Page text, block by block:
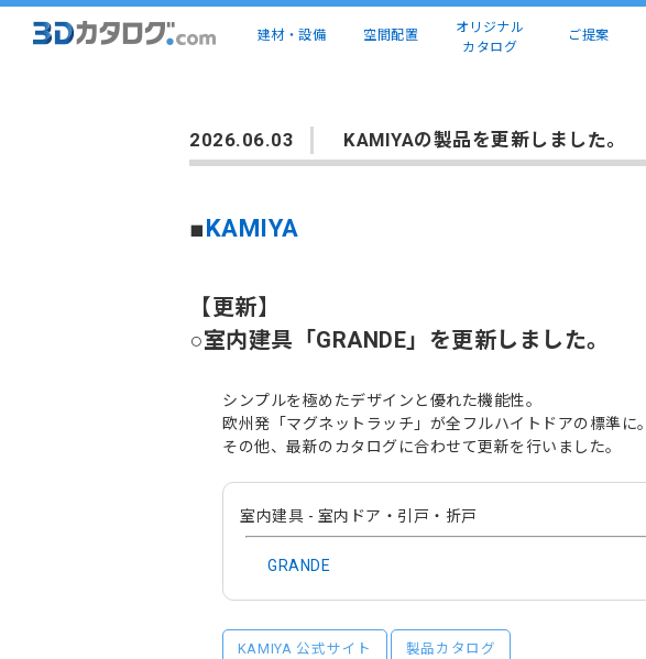
建材・設備 空間配置
オリジナル
カタログ
ご提案
2026.06.03 KAMIYAの製品を更新しました。
■KAMIYA
【更新】
○室内建具「GRANDE」を更新しました。
シンプルを極めたデザインと優れた機能性。
欧州発「マグネットラッチ」が全フルハイトドアの標準に。
その他、最新のカタログに合わせて更新を行いました。
室内建具 - 室内ドア・引戸・折戸
GRANDE
KAMIYA 公式サイト 製品カタログ